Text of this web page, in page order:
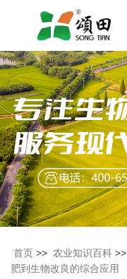
首页 >> 农业知识百科 >>
肥到生物改良的综合应用